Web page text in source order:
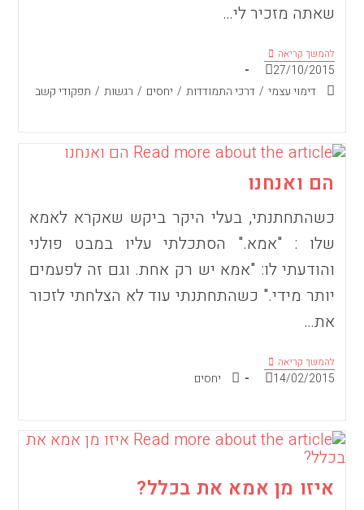
שאתה מזכיר לי…
להמשך קריאההבן
יקיר
לי
פורסם:
27/10/2015
קטגוריה:דימוי עצמי / דרכי התמודדות / יחסים / רגשות / תפקודי קשב
הם ואנחנו
כשהתחתנתי, בעלי היקר ביקש שאקרא לאמא
שלו : "אמא." הסתכלתי עליו במבט פולני
והודעתי לו: "אמא יש רק אחת. וגם זה לפעמים
יותר מידי." כשהתחתנתי עוד לא הצלחתי לזכור
את…
להמשך קריאההם
ואנחנו פורסם:
14/02/2015 קטגוריה:
יחסים
איזו מן אמא את בכלל?